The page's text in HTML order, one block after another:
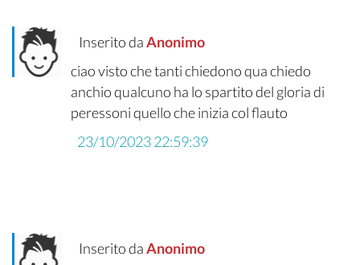
Inserito daAnonimo
ciao visto che tanti chiedono qua chiedo
anchio qualcuno ha lo spartito del gloria di
peressoni quello che inizia col flauto
23/10/2023 22:59:39
Inserito daAnonimo